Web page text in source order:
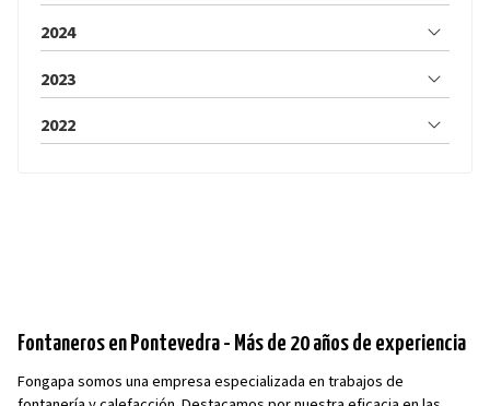
2024
2023
2022
Fontaneros en Pontevedra - Más de 20 años de experiencia
Fongapa somos una empresa especializada en trabajos de